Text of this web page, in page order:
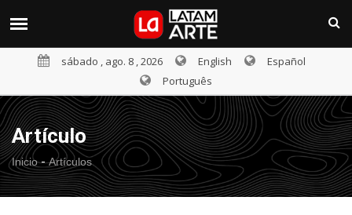
sábado , ago. 8 , 2026 English
Español
Português
Artículo
Inicio- Artículos